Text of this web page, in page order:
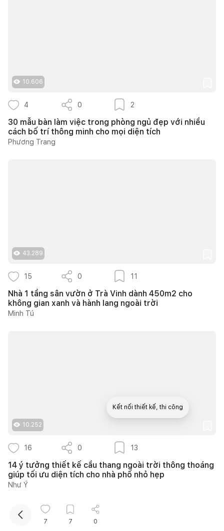
10.606
4 0 2
30 mẫu bàn làm việc trong phòng ngủ đẹp với nhiều
cách bố trí thông minh cho mọi diện tích
Phương Trang
43.289
15 0 11
Nhà 1 tầng sân vườn ở Trà Vinh dành 450m2 cho
không gian xanh và hành lang ngoài trời
Minh Tú
10.252
16 0 13
14 ý tưởng thiết kế cầu thang ngoài trời thông thoáng
giúp tối ưu diện tích cho nhà phố nhỏ hẹp
Như Ý
7 7 0
Kết nối thiết kế, thi công